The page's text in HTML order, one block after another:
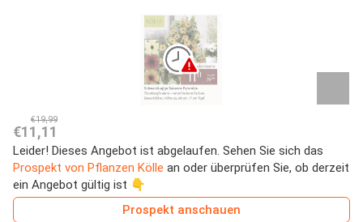
€19,99
€11,11
Leider! Dieses Angebot ist abgelaufen. Sehen Sie sich das
Prospekt von Pflanzen Kölle an oder überprüfen Sie, ob derzeit
ein Angebot gültig ist 👇
Prospekt anschauen